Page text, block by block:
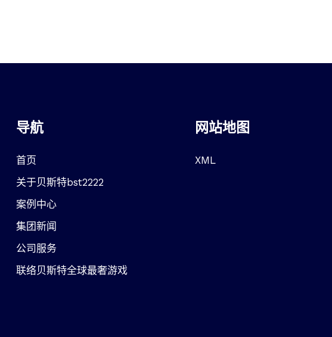
导航
首页
关于贝斯特bst2222
案例中心
集团新闻
公司服务
联络贝斯特全球最奢游戏
网站地图
XML